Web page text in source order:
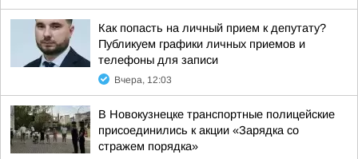
Как попасть на личный прием к депутату?
Публикуем графики личных приемов и
телефоны для записи
Вчера, 12:03
В Новокузнецке транспортные полицейские
присоединились к акции «Зарядка со
стражем порядка»